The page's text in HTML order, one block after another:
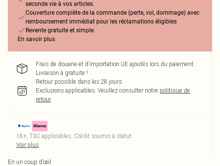
seconde vie à vos articles.
Couverture complète de la commande (perte, vol, dommage) avec
remboursement immédiat pour les réclamations éligibles
Revente gratuite et simple
En savoir plus
Frais de douane et d’importation UE ajoutés lors du paiement.
Livraison à gratuite !
Retour possible dans les 28 jours
Exclusions applicables. Veuillez consulter notre politique de
retour
18+, T&C applicables. Crédit soumis à statut
Voir plus
En un coup d’œil